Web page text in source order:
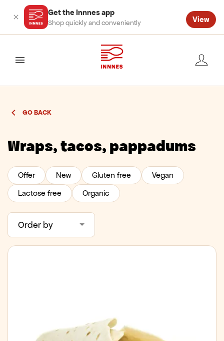
Get the Innnes app
Shop quickly and conveniently View
valmynd
GO BACK
Wraps, tacos, pappadums
Offer New Gluten free
Vegan
Lactose free
Organic
Order by